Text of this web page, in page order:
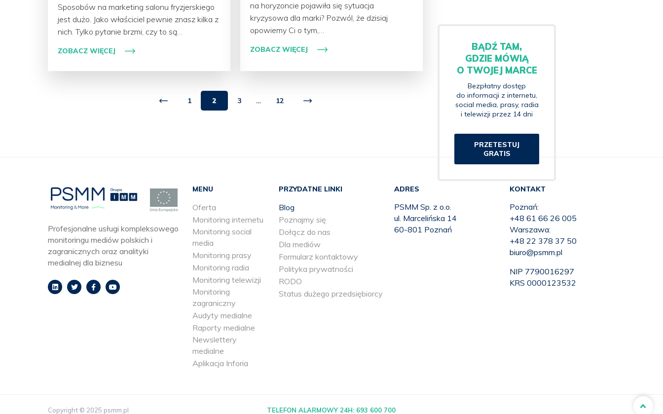
Sposobów na marketing salonu fryzjerskiego
jest dużo. Jako właściciel pewnie znasz kilka z
nich. Tylko pytanie brzmi, czy to są…
ZOBACZ WIĘCEJ
na horyzoncie pojawiła się sytuacja
kryzysowa dla marki? Pozwól, że dzisiaj
opowiemy Ci o tym,…
ZOBACZ WIĘCEJ
1 2 3 … 12
BĄDŹ TAM,
GDZIE MÓWIĄ
O TWOJEJ MARCE
Bezpłatny dostęp
do informacji z internetu,
social media, prasy, radia
i telewizji przez 14 dni
PRZETESTUJ
GRATIS
Profesjonalne usługi kompleksowego
monitoringu mediów polskich i
zagranicznych oraz analityki
medialnej dla biznesu
MENU
Oferta
Monitoring internetu
Monitoring social
media
Monitoring prasy
Monitoring radia
Monitoring telewizji
Monitoring
zagraniczny
Audyty medialne
Raporty medialne
Newslettery
medialne
Aplikacja Inforia
PRZYDATNE LINKI
Blog
Poznajmy się
Dołącz do nas
Dla mediów
Formularz kontaktowy
Polityka prywatności
RODO
Status dużego przedsiębiorcy
ADRES
PSMM Sp. z o.o.
ul. Marcelińska 14
60-801 Poznań
KONTAKT
Poznań:
+48 61 66 26 005
Warszawa:
+48 22 378 37 50
biuro@psmm.pl
NIP 7790016297
KRS 0000123532
Copyright © 2025 psmm.pl TELEFON ALARMOWY 24H: 693 600 700